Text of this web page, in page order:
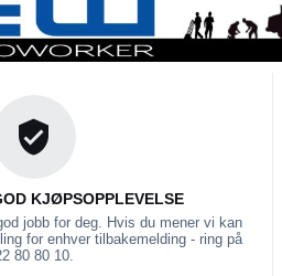
KJØPSOPPLEVELSE
jobb for deg. Hvis du mener vi kan
for enhver tilbakemelding - ring på
80 80 10.